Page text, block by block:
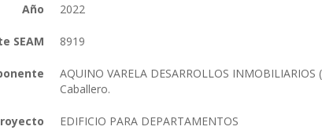
Año 2022
SEAM 8919
AQUINO VARELA DESARROLLOS
Caballero.
EDIFICIO PARA DEPARTAMENTOS